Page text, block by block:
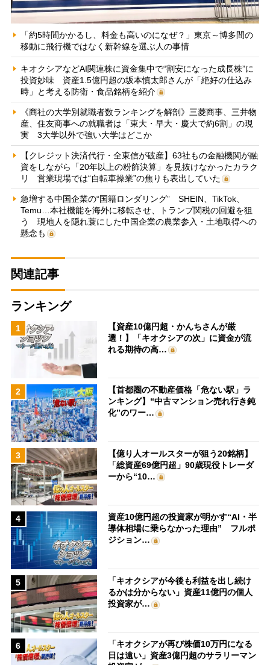
「約5時間かかるし、料金も高いのになぜ？」東京～博多間の
移動に飛行機ではなく新幹線を選ぶ人の事情
キオクシアなどAI関連株に資金集中で“割安になった成長株”に
投資妙味 資産1.5億円超の坂本慎太郎さんが「絶好の仕込み
時」と考える防衛・食品銘柄を紹介
《商社の大学別就職者数ランキングを解剖》三菱商事、三井物
産、住友商事への就職者は「東大・早大・慶大で約6割」の現
実 3大学以外で強い大学はどこか
【クレジット決済代行・全東信が破産】63社もの金融機関が融
資をしながら「20年以上の粉飾決算」を見抜けなかったカラク
リ 営業現場では“自転車操業”の焦りも表出していた
急増する中国企業の“国籍ロンダリング” SHEIN、TikTok、
Temu…本社機能を海外に移転させ、トランプ関税の回避を狙
う 現地人を隠れ蓑にした中国企業の農業参入・土地取得への
懸念も
関連記事
ランキング
1
【資産10億円超・かんちさんが厳
選！】「キオクシアの次」に資金が流
れる期待の高…
2
【首都圏の不動産価格「危ない駅」ラ
ンキング】“中古マンション売れ行き鈍
化”のワー…
3
【億り人オールスターが狙う20銘柄】
「総資産69億円超」90歳現役トレーダ
ーから“10…
4
資産10億円超の投資家が明かす“AI・半
導体相場に乗らなかった理由” フルポ
ジション…
5
「キオクシアが今後も利益を出し続け
るかは分からない」資産11億円の個人
投資家が…
6
「キオクシアが再び株価10万円になる
日は遠い」資産3億円超のサラリーマン